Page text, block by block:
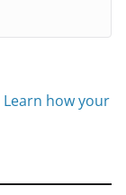
Learn how your